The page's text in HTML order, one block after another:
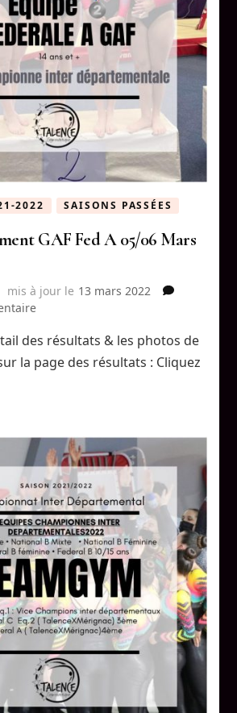
2022 SAISONS PASSÉES
GAF Fed A 05/06 Mars
mis à jour le 13 mars 2022
sur
GAF
Fed
A
des résultats & les photos de
la page des résultats : Cliquez